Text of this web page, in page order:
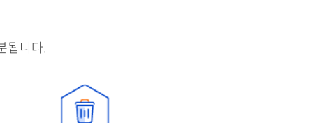
됩니다.